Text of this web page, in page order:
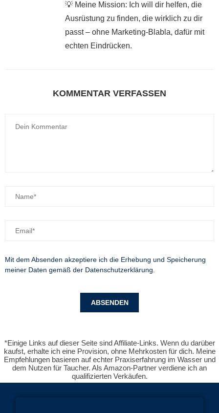
💡 Meine Mission: Ich will dir helfen, die
Ausrüstung zu finden, die wirklich zu dir
passt – ohne Marketing-Blabla, dafür mit
echten Eindrücken.
KOMMENTAR VERFASSEN
Mit dem Absenden akzeptiere ich die Erhebung und Speicherung
meiner Daten gemäß der Datenschutzerklärung
*Einige Links auf dieser Seite sind Affiliate-Links. Wenn du darüber
kaufst, erhalte ich eine Provision, ohne Mehrkosten für dich. Meine
Empfehlungen basieren auf echter Praxiserfahrung im Wasser und
dem Nutzen für Taucher. Als Amazon-Partner verdiene ich an
qualifizierten Verkäufen.